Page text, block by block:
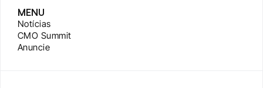
MENU
Notícias
CMO Summit
Anuncie